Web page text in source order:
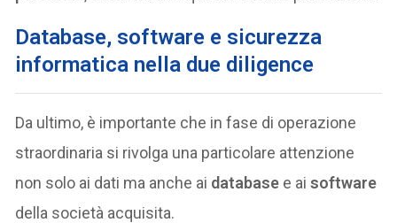
Database, software e sicurezza
informatica nella due diligence
Da ultimo, è importante che in fase di operazione
straordinaria si rivolga una particolare attenzione
non solo ai dati ma anche ai database e aisoftware
della società acquisita.